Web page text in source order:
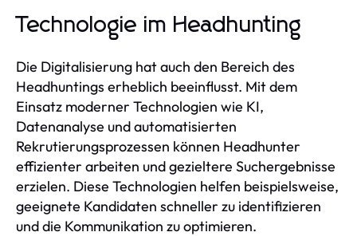
Technologie im Headhunting
Die Digitalisierung hat auch den Bereich des
Headhuntings erheblich beeinflusst. Mit dem
Einsatz moderner Technologien wie KI,
Datenanalyse und automatisierten
Rekrutierungsprozessen können Headhunter
effizienter arbeiten und gezieltere Suchergebnisse
erzielen. Diese Technologien helfen beispielsweise,
geeignete Kandidaten schneller zu identifizieren
und die Kommunikation zu optimieren.